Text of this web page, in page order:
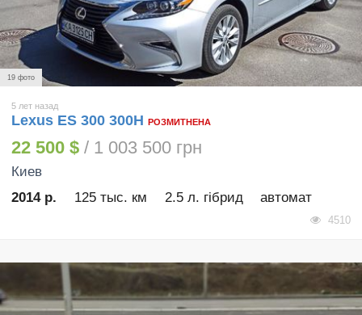
19 фото
5 лет назад
Lexus ES 300 300H РОЗМИТНЕНА
22 500 $ / 1 003 500 грн
Киев
2014 р.
125 тыс. км 2.5 л. гібрид автомат
4510